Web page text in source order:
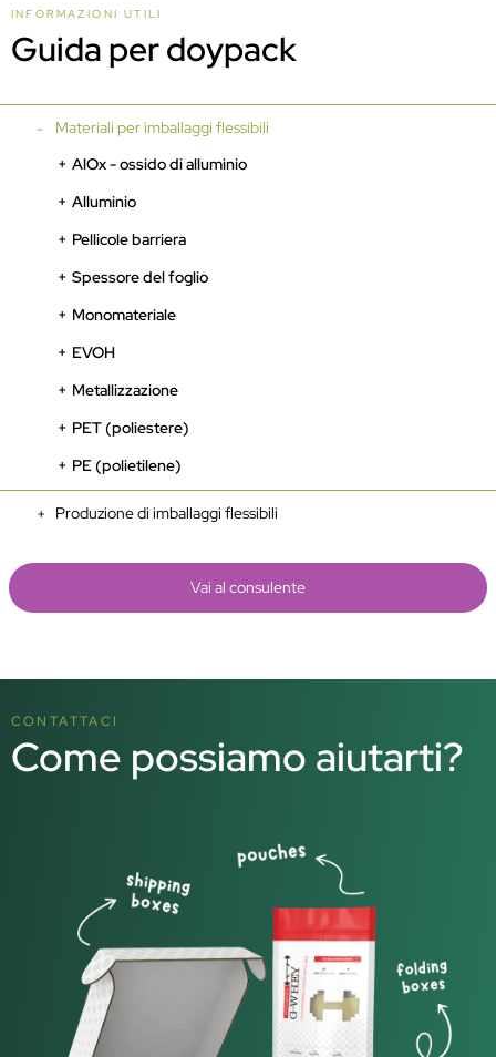
INFORMAZIONI UTILI
Guida per doypack
Materiali per imballaggi flessibili
AlOx - ossido di alluminio
Alluminio
Pellicole barriera
Spessore del foglio
Monomateriale
EVOH
Metallizzazione
PET (poliestere)
PE (polietilene)
Produzione di imballaggi flessibili
Vai al consulente
CONTATTACI
Come possiamo aiutarti?